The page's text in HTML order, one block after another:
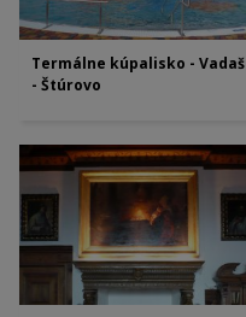
Termálne kúpalisko - Vadaš
- Štúrovo